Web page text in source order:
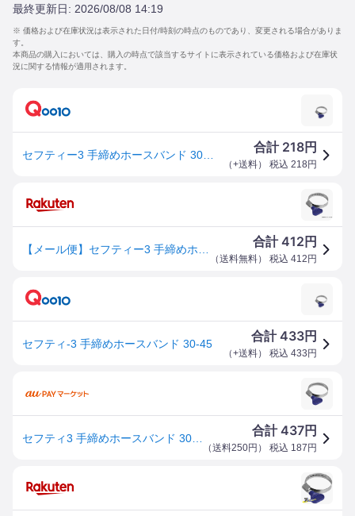
最終更新日: 2026/08/08 14:19
※ 価格および在庫状況は表示された日付/時刻の時点のものであり、変更される場合がありま
す。
本商品の購入においては、購入の時点で該当するサイトに表示されている価格および在庫状
況に関する情報が適用されます。
合計 218円
（+送料） 税込 218 円
合計412 円
（送料無料） 税込 412 円
セフティ-3 手締めホースバンド 30-45
合計433円
（+送料） 税込 433 円
合計437円
（送料250円 ） 税込 187 円